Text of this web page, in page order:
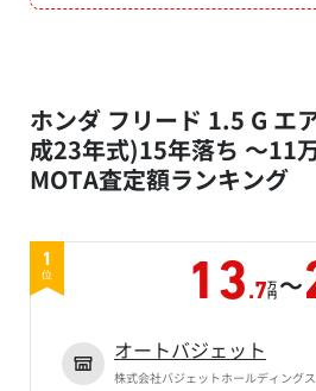
ホンダ フリード 1.5 G エ
成23年式)15年落ち ～11
MOTA査定額ランキング
1
位 13 .7万
円 ～
オートバジェット
株式会社バジェットホールディングス